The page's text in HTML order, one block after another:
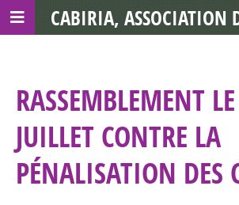
RASSEMBLEMENT
JUILLET CONTRE LA
PÉNALISATION DES
CABIRIA, ASSOCIATION